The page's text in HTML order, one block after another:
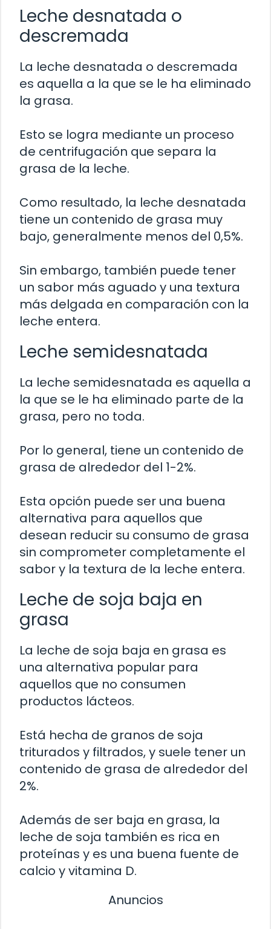
Leche desnatada o
descremada
La leche desnatada o descremada
es aquella a la que se le ha eliminado
la grasa.
Esto se logra mediante un proceso
de centrifugación que separa la
grasa de la leche.
Como resultado, la leche desnatada
tiene un contenido de grasa muy
bajo, generalmente menos del 0,5%.
Sin embargo, también puede tener
un sabor más aguado y una textura
más delgada en comparación con la
leche entera.
Leche semidesnatada
La leche semidesnatada es aquella a
la que se le ha eliminado parte de la
grasa, pero no toda.
Por lo general, tiene un contenido de
grasa de alrededor del 1-2%.
Esta opción puede ser una buena
alternativa para aquellos que
desean reducir su consumo de grasa
sin comprometer completamente el
sabor y la textura de la leche entera.
Leche de soja baja en
grasa
La leche de soja baja en grasa es
una alternativa popular para
aquellos que no consumen
productos lácteos.
Está hecha de granos de soja
triturados y filtrados, y suele tener un
contenido de grasa de alrededor del
2%.
Además de ser baja en grasa, la
leche de soja también es rica en
proteínas y es una buena fuente de
calcio y vitamina D.
Anuncios